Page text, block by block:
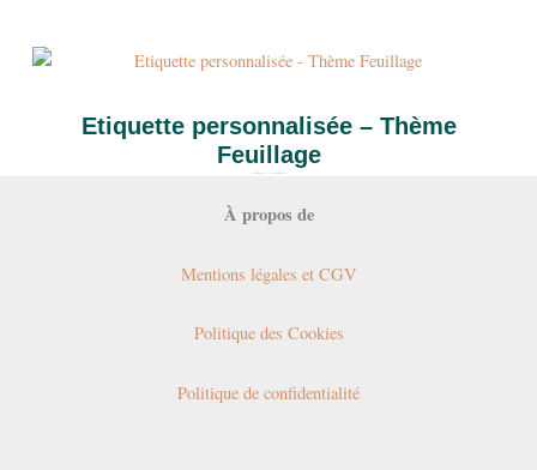
Etiquette personnalisée – Thème
Feuillage
4,00 € 24,00 €
4,00 €
à
24,00 €
À propos de
Mentions légales et CGV
Politique des Cookies
Politique de confidentialité